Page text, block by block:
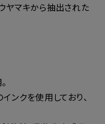
ヤマキから抽出された
ンクを使用しており、